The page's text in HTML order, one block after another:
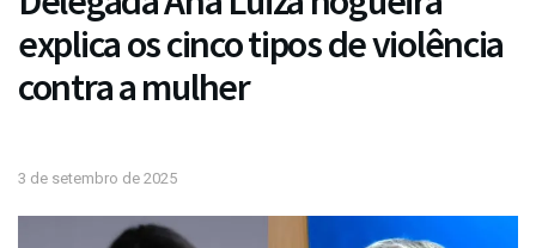
explica os cinco tipos de violência
contra a mulher
3 de setembro de 2025